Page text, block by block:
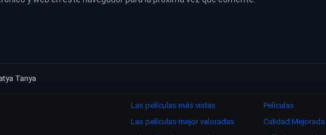
Tanya
Las películas más vistas
Las películas mejor valoradas
Películas
Calidad Mejorada